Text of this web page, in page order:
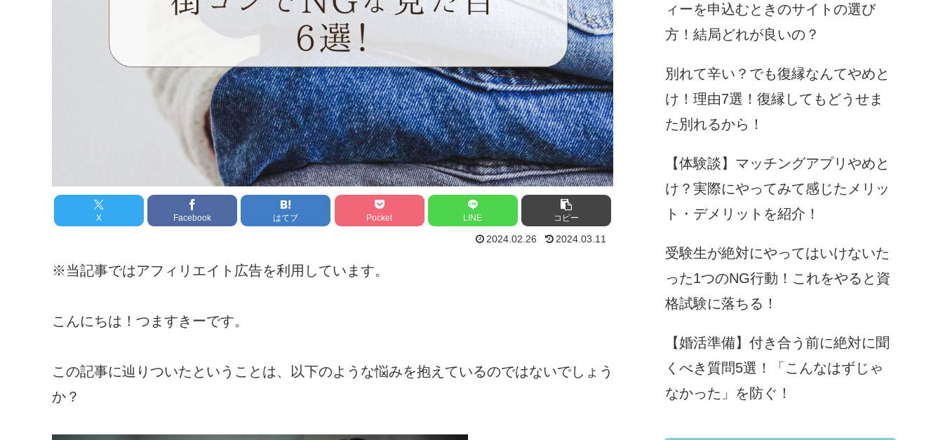
X Facebook はてブ Pocket LINE コピー
2024.02.26 2024.03.11
※当記事ではアフィリエイト広告を利用しています。
こんにちは！つますきーです。
この記事に辿りついたということは、以下のような悩みを抱えているのではないでしょう
か？
ィーを申込むときのサイトの選び
方！結局どれが良いの？
別れて辛い？でも復縁なんてやめと
け！理由7選！復縁してもどうせま
た別れるから！
【体験談】マッチングアプリやめと
け？実際にやってみて感じたメリッ
ト・デメリットを紹介！
受験生が絶対にやってはいけないた
った1つのNG行動！これをやると資
格試験に落ちる！
【婚活準備】付き合う前に絶対に聞
くべき質問5選！「こんなはずじゃ
なかった」を防ぐ！